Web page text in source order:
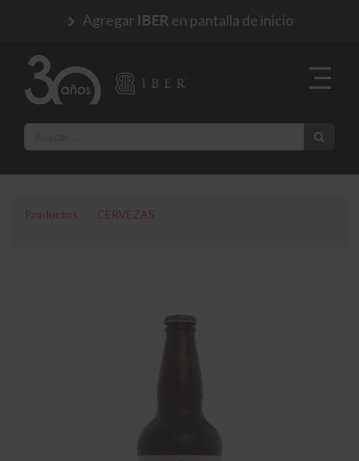
Agregar IBER en pantalla de inicio
Productos
CERVEZAS